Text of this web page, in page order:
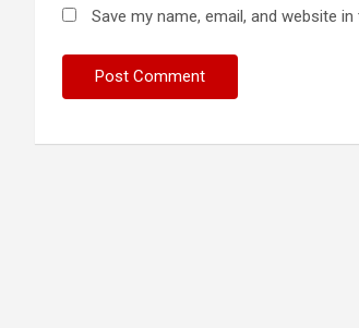
Save my name, email, and website